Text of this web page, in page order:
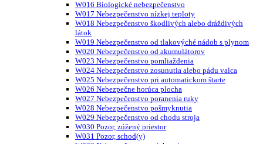
W016 Biologické nebezpečenstvo
W017 Nebezpečenstvo nízkej teploty
W018 Nebezpečenstvo škodlivých alebo dráždivých
látok
W019 Nebezpečenstvo od tlakovýché nádob s plynom
W020 Nebezpečenstvo od akumulátorov
W023 Nebezpečenstvo pomliaždenia
W024 Nebezpečenstvo zosunutia alebo pádu valca
W025 Nebezpečenstvo pri automatickom štarte
W026 Nebezpečne horúca plocha
W027 Nebezpečenstvo poranenia ruky
W028 Nebezpečenstvo pošmyknutia
W029 Nebezpečenstvo od chodu stroja
W030 Pozor, zúžený priestor
W031 Pozor, schod(y)